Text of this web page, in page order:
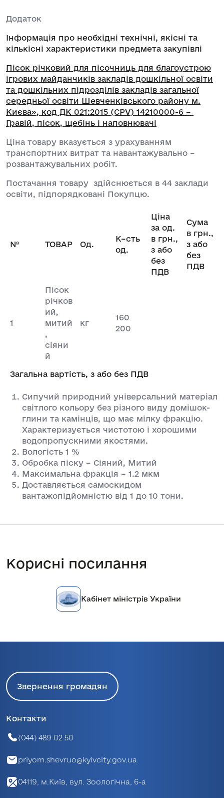
Додаток
Інформація про необхідні технічні, якісні та
кількісні характеристики предмета закупівлі
Пісок річковий для пісочниць для благоустрою
ігрових майданчиків закладів дошкільної освіти
та дошкільних підрозділів закладів загальної
середньої освіти Шевченківського району м.
Києва», код ДК 021:2015 (CPV) 14210000-6 –
Гравій, пісок, щебінь і наповнювачі
Ціна товару вказується з урахуванням
транспортних витрат та навантажувально –
розвантажувальних робіт.
Постачання товару здійснюється в 44 заклади
освіти, підпорядковані Покупцю.
№ ТОВАР Од.
К–сть
од.
Ціна
за од.
в грн.,
з або
без
ПДВ
Сума
в грн.,
з або
без
ПДВ
1
Пісок
річков
ий,
митий
,
сіяни
й
кг
160
200
Загальна вартість, з або без ПДВ
Сипучий природний універсальний матеріал
світлого кольору без різного виду домішок-
глини та камінців, що має мілку фракцію.
Характеризується чистотою і хорошими
водопропускними якостями.
Вологість 1 %
Обробка піску – Сіяний, Митий
Максимальна фракція – 1.2 мкм
Доставляється самоскидом
вантажопідйомністю від 1 до 10 тони.
Корисні посилання
Кабінет міністрів України
Звернення громадян
Контакти
(044) 489 02 50
priyom.shevruo@kyivcity.gov.ua
04119, м.Київ, вул. Зоологічна, 6-а